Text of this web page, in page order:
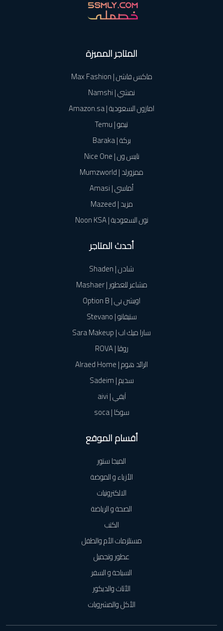
المتاجر المميزة
ماكس فاشن | Max Fashion
نمشي | Namshi
امازون السعودية | Amazon.sa
تيمو | Temu
بركة | Baraka
نايس ون | Nice One
ممزورلد | Mumzworld
أماسي | Amasi
مزيد | Mazeed
نون السعودية | Noon KSA
أحدث المتاجر
شادن | Shaden
مشاعر للعطور | Mashaer
اوبشن بي | Option B
ستيفانو | Stevano
سارا ميك اب | Sara Makeup
روڤا | ROVA
الرائد هوم | Alraed Home
سديم | Sadeim
آيفي | aivi
سوكا | soca
أقسام الموقع
الميجا ستور
الأزياء و الموضة
الالكترونيات
الصحة و الرياضة
الكتب
مستلزمات الأم والطفل
عطور وتجميل
السياحة و السفر
الأثاث والديكور
الأكل والمشروبات